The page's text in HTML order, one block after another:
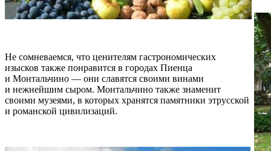
Не сомневаемся, что ценителям гастрономических
изысков также понравится в городах Пиенца
и Монтальчино — они славятся своими винами
и нежнейшим сыром. Монтальчино также знаменит
своими музеями, в которых хранятся памятники этрусской
и романской цивилизаций.